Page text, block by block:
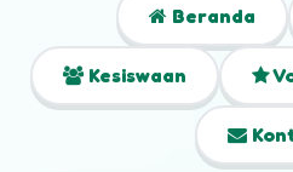
Beranda
Kesiswaan